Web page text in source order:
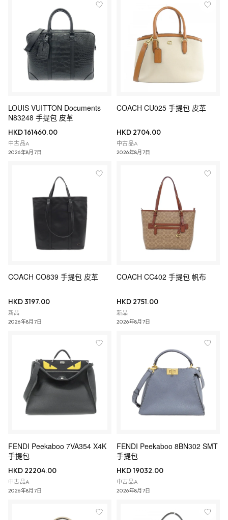
LOUIS VUITTON Documents
N83248 手提包 皮革
HKD 161460.00
中古品A
2026年8月7日
COACH CU025 手提包 皮革
HKD 2704.00
中古品A
2026年8月7日
COACH CO839 手提包 皮革
HKD 3197.00
新品
2026年8月7日
COACH CC402 手提包 帆布
HKD 2751.00
新品
2026年8月7日
FENDI Peekaboo 7VA354 X4K
手提包
HKD 22204.00
中古品A
2026年8月7日
FENDI Peekaboo 8BN302 SMT
手提包
HKD 19032.00
中古品A
2026年8月7日